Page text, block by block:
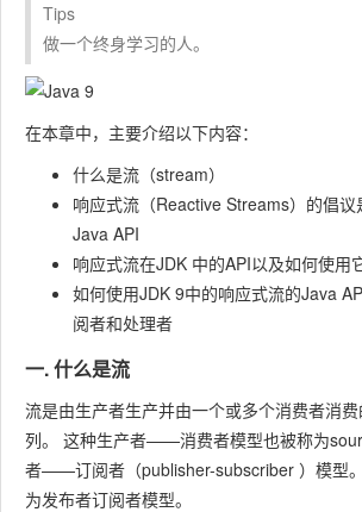
Tips
做一个终身学习的人。
在本章中，主要介绍以下内容：
什么是流（stream）
响应式流（Reactive Streams）的倡
Java API
响应式流在JDK 中的API以及如何使用
如何使用JDK 9中的响应式流的Java
阅者和处理者
一. 什么是流
流是由生产者生产并由一个或多个消费者消
列。 这种生产者——消费者模型也被称为
者——订阅者（publisher-subscriber ）模型
为发布者订阅者模型。